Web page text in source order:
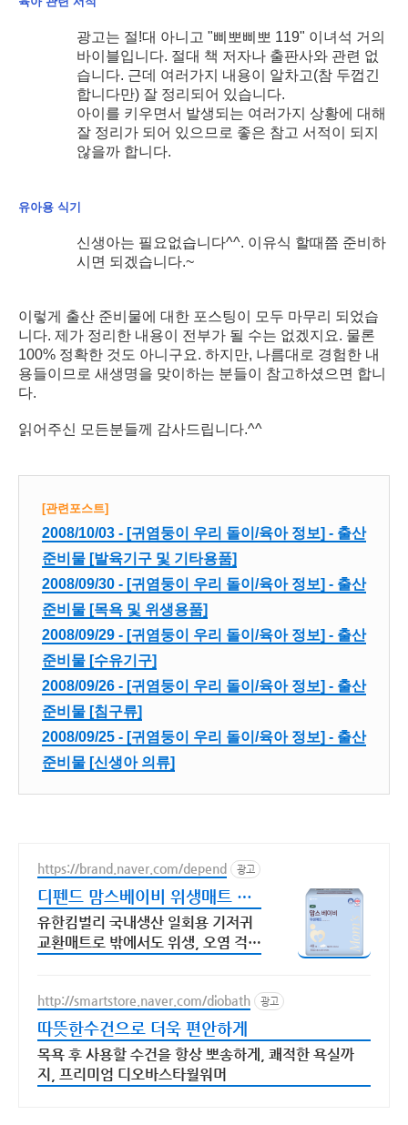
광고는 절!대 아니고 "삐뽀삐뽀 119" 이녀석 거의
바이블입니다. 절대 책 저자나 출판사와 관련 없
습니다. 근데 여러가지 내용이 알차고(참 두껍긴
합니다만) 잘 정리되어 있습니다.
아이를 키우면서 발생되는 여러가지 상황에 대해
잘 정리가 되어 있으므로 좋은 참고 서적이 되지
않을까 합니다.
유아용 식기
신생아는 필요없습니다^^. 이유식 할때쯤 준비하
시면 되겠습니다.~
이렇게 출산 준비물에 대한 포스팅이 모두 마무리 되었습
니다. 제가 정리한 내용이 전부가 될 수는 없겠지요. 물론
100% 정확한 것도 아니구요. 하지만, 나름대로 경험한 내
용들이므로 새생명을 맞이하는 분들이 참고하셨으면 합니
다.
읽어주신 모든분들께 감사드립니다.^^
[관련포스트]
2008/10/03 - [귀염둥이 우리 돌이/육아 정보] - 출산
준비물 [발육기구 및 기타용품]
2008/09/30 - [귀염둥이 우리 돌이/육아 정보] - 출산
준비물 [목욕 및 위생용품]
2008/09/29 - [귀염둥이 우리 돌이/육아 정보] - 출산
준비물 [수유기구]
2008/09/26 - [귀염둥이 우리 돌이/육아 정보] - 출산
준비물 [침구류]
2008/09/25 - [귀염둥이 우리 돌이/육아 정보] - 출산
준비물 [신생아 의류]
https://brand.naver.com/depend 광고
디펜드 맘스베이비 위생매트 유
한킴벌리 국내생산
유한킴벌리 국내생산 일회용 기저귀
교환매트로 밖에서도 위생, 오염 걱정
http://smartstore.naver.com/diobath 광고
따뜻한수건으로 더욱 편안하게
목욕 후 사용할 수건을 항상 뽀송하게, 쾌적한 욕실까
지, 프리미엄 디오바스타월워머